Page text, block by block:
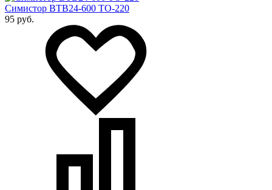
Симистор BTB24-600 TO-220
95 руб.